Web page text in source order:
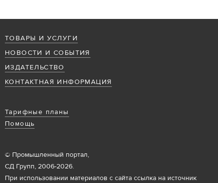
ТОВАРЫ И УСЛУГИ
НОВОСТИ И СОБЫТИЯ
ИЗДАТЕЛЬСТВО
КОНТАКТНАЯ ИНФОРМАЦИЯ
Тарифные планы
Помощь
© Промышленный портал,
СД Групп, 2006-2026.
При использовании материалов с сайта ссылка на источник